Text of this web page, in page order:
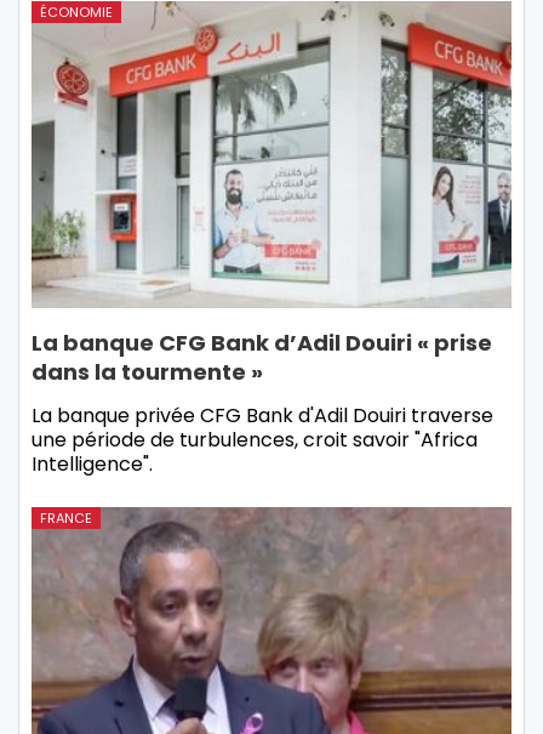
ÉCONOMIE
La banque CFG Bank d’Adil Douiri « prise
dans la tourmente »
La banque privée CFG Bank d'Adil Douiri traverse
une période de turbulences, croit savoir "Africa
Intelligence".
FRANCE